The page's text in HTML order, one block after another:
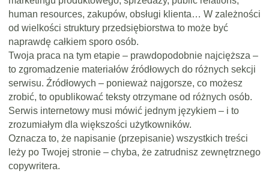
human resources, zakupów, obsługi klienta… W zależności
od wielkości struktury przedsiębiorstwa to może być
naprawdę całkiem sporo osób.
Twoja praca na tym etapie – prawdopodobnie najcięższa –
to zgromadzenie materiałów źródłowych do różnych sekcji
serwisu. Źródłowych – ponieważ najgorsze, co możesz
zrobić, to opublikować teksty otrzymane od różnych osób.
Serwis internetowy musi mówić jednym językiem – i to
zrozumiałym dla większości użytkowników.
Oznacza to, że napisanie (przepisanie) wszystkich treści
leży po Twojej stronie – chyba, że zatrudnisz zewnętrznego
copywritera.